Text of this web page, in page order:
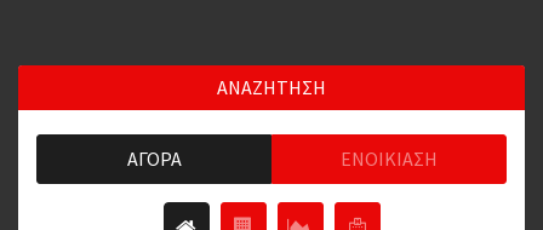
ΑΝΑΖΗΤΗΣΗ
ΑΓΟΡΆ ΕΝΟΙΚΊΑΣΗ